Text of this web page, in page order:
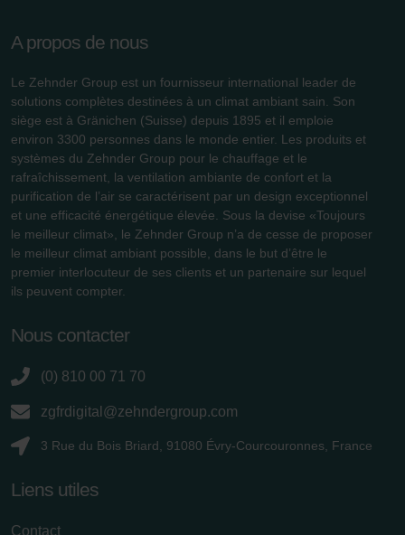
Pour plus de détails, nous vous invitons à prendre
Datenschutzerklärung der Zehnder Group
Zehnder Group AG: Data Privacy
Zehnder Group België nv/sa: Déclarations de confidentialité
Zehnder Group Czech Republic s.r.o.: Zásady ochrany
osobních údajů
Zehnder Group France: Protection des données
Zehnder Group Ibérica SAU: Política de privacidad
Zehnder Group Italia S.r.l.: Privacy
Limitet Şirketi: Web Sitesi Çerezleri
Zehnder Group Sales International: Privacy Policy
Zehnder Polska Sp. z o.o.: Oświadczenie o ochronie
danych Zehnder
Zehnder Group UK Limited: Privacy Policy
A propos de nous
Le Zehnder Group est un fournisseur international leader de
solutions complètes destinées à un climat ambiant sain. Son
siège est à Gränichen (Suisse) depuis 1895 et il emploie
environ 3300 personnes dans le monde entier. Les produits et
systèmes du Zehnder Group pour le chauffage et le
rafraîchissement, la ventilation ambiante de confort et la
purification de l’air se caractérisent par un design exceptionnel
et une efficacité énergétique élevée. Sous la devise «Toujours
le meilleur climat», le Zehnder Group n’a de cesse de proposer
le meilleur climat ambiant possible, dans le but d’être le
premier interlocuteur de ses clients et un partenaire sur lequel
ils peuvent compter.
Nous contacter
(0) 810 00 71 70
zgfrdigital@zehndergroup.com
3 Rue du Bois Briard, 91080 Évry-Courcouronnes, France
Liens utiles
Contact